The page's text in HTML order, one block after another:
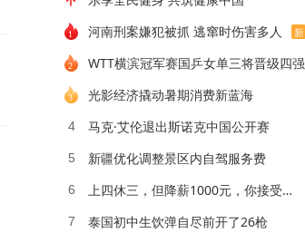
河南刑案嫌犯被抓 逃窜时伤害多人 新
WTT横滨冠军赛国乒女单三将晋级四强
光影经济撬动暑期消费新蓝海
4 马克·艾伦退出斯诺克中国公开赛
5 新疆优化调整景区内自驾服务费
6 上四休三，但降薪1000元，你接受吗？
7 泰国初中生饮弹自尽前开了26枪